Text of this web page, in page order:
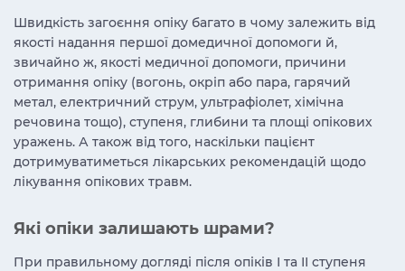
Швидкість загоєння опіку багато в чому залежить від
якості надання першої домедичної допомоги й,
звичайно ж, якості медичної допомоги, причини
отримання опіку (вогонь, окріп або пара, гарячий
метал, електричний струм, ультрафіолет, хімічна
речовина тощо), ступеня, глибини та площі опікових
уражень. А також від того, наскільки пацієнт
дотримуватиметься лікарських рекомендацій щодо
лікування опікових травм.
Які опіки залишають шрами?
При правильному догляді після опіків І та ІІ ступеня